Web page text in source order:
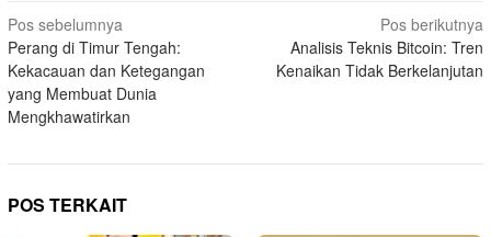
N
a
v
i
s
Pos sebelumnya
Perang di Timur Tengah:
Kekacauan dan Ketegangan
yang Membuat Dunia
Mengkhawatirkan
Pos berikutnya
Analisis Teknis Bitcoin: Tren
Kenaikan Tidak Berkelanjutan
POS TERKAIT